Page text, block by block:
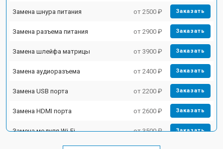
Замена шнура питания от 2500 ₽ Заказать
Замена разъема питания от 2900 ₽ Заказать
Замена шлейфа матрицы от 3900 ₽ Заказать
Замена аудиоразъема от 2400 ₽ Заказать
Замена USB порта от 2200 ₽ Заказать
Замена HDMI порта от 2600 ₽ Заказать
Замена модуля Wi-Fi от 3500 ₽ Заказать